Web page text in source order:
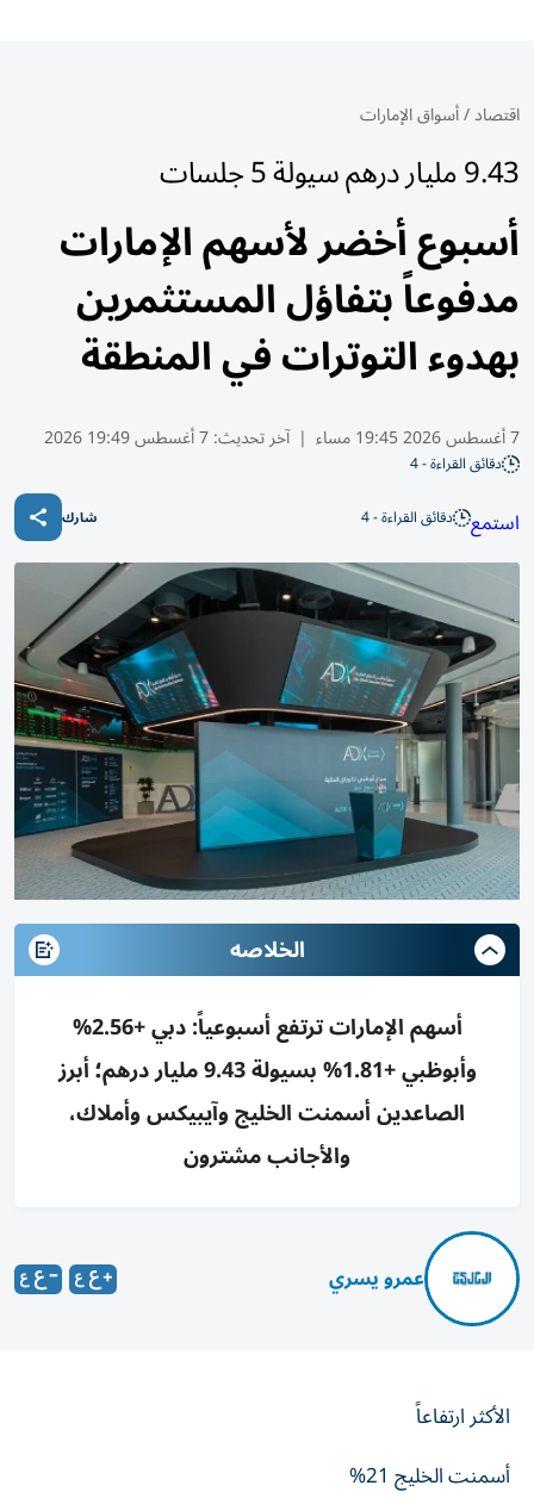
اقتصاد/أسواق الإمارات
9.43 مليار درهم سيولة 5 جلسات
أسبوع أخضر لأسهم الإمارات
مدفوعاً بتفاؤل المستثمرين
بهدوء التوترات في المنطقة
7 أغسطس 2026 19:45 مساء | آخر تحديث:7 أغسطس 19:49 2026
دقائق القراءة - 4
استمع دقائق القراءة - 4 شارك
الخلاصه
أسهم الإمارات ترتفع أسبوعياً: دبي +2.56%
وأبوظبي +1.81% بسيولة 9.43 مليار درهم؛ أبرز
الصاعدين أسمنت الخليج وآيبيكس وأملاك،
والأجانب مشترون
عمرو يسري
الأكثر ارتفاعاً
أسمنت الخليج 21%